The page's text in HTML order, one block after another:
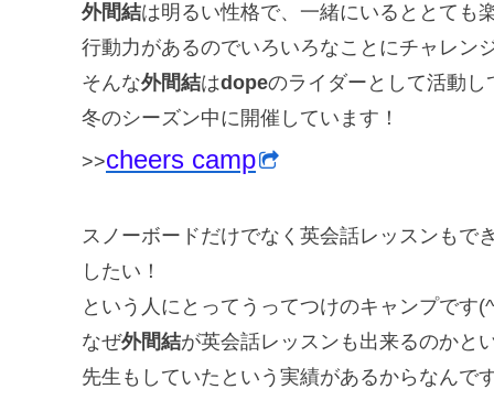
外間結は明るい性格で、一緒にいるととても
行動力があるのでいろいろなことにチャレン
そんな外間結はdopeのライダーとして活動し
冬のシーズン中に開催しています！
>>cheers camp
スノーボードだけでなく英会話レッスンもで
したい！
という人にとってうってつけのキャンプです
なぜ外間結が英会話レッスンも出来るのかと
先生もしていたという実績があるからなんで